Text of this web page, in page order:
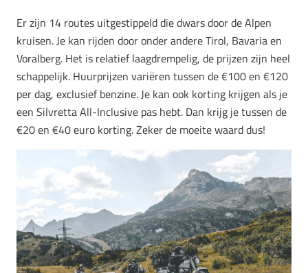
Er zijn 14 routes uitgestippeld die dwars door de Alpen
kruisen. Je kan rijden door onder andere Tirol, Bavaria en
Voralberg. Het is relatief laagdrempelig, de prijzen zijn heel
schappelijk. Huurprijzen variëren tussen de €100 en €120
per dag, exclusief benzine. Je kan ook korting krijgen als je
een Silvretta All-Inclusive pas hebt. Dan krijg je tussen de
€20 en €40 euro korting. Zeker de moeite waard dus!